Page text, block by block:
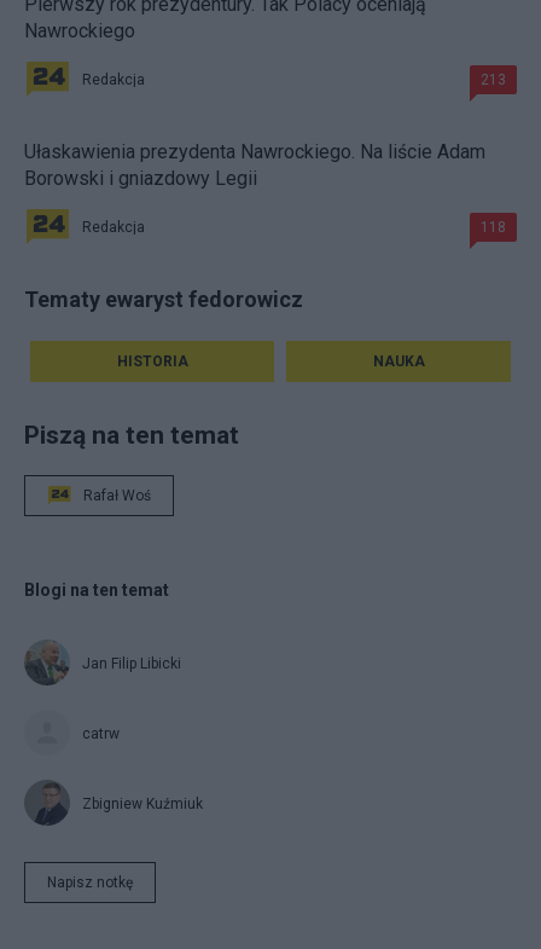
Nawrockiego
Redakcja 213
Ułaskawienia prezydenta Nawrockiego. Na liście Adam
Borowski i gniazdowy Legii
Redakcja 118
Tematy ewaryst fedorowicz
HISTORIA NAUKA
Piszą na ten temat
Rafał Woś
Blogi na ten temat
Jan Filip Libicki
catrw
Zbigniew Kuźmiuk
Napisz notkę